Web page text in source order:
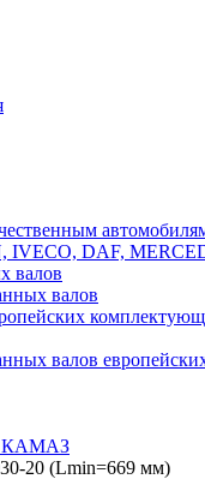
IVECO, DAF,
валов
валов
валов
КАМАЗ
20 (Lmin=669 мм)